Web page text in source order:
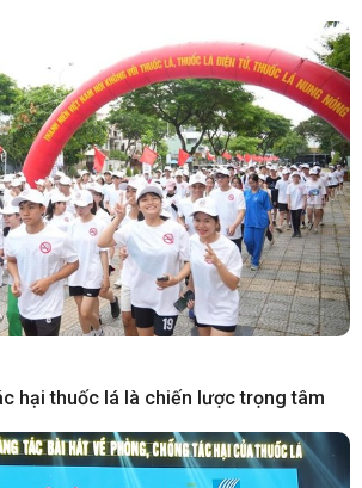
hại thuốc lá là chiến lược trọng tâm